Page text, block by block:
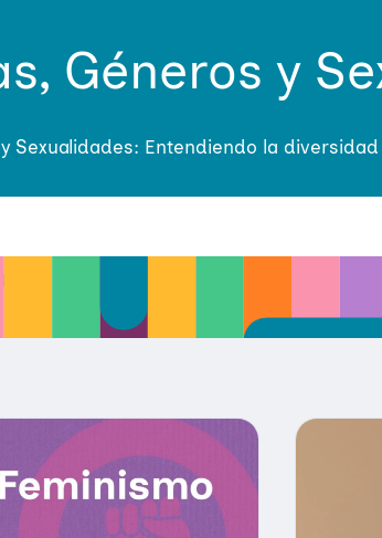
Géneros y
Sexualidades: Entendiendo la